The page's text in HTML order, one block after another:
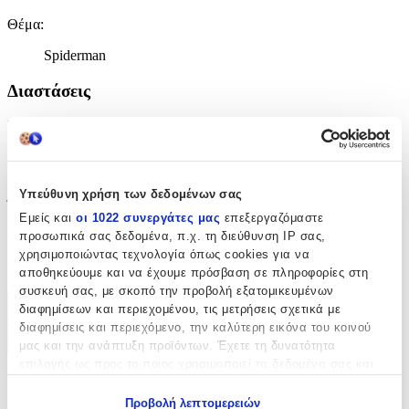
Υπεύθυνη χρήση των δεδομένων σας
Εμείς και οι 1022 συνεργάτες μας επεξεργαζόμαστε
προσωπικά σας δεδομένα, π.χ. τη διεύθυνση IP σας,
χρησιμοποιώντας τεχνολογία όπως cookies για να
αποθηκεύουμε και να έχουμε πρόσβαση σε πληροφορίες στη
συσκευή σας, με σκοπό την προβολή εξατομικευμένων
διαφημίσεων και περιεχομένου, τις μετρήσεις σχετικά με
διαφημίσεις και περιεχόμενο, την καλύτερη εικόνα του κοινού
μας και την ανάπτυξη προϊόντων. Έχετε τη δυνατότητα
Προβολή λεπτομερειών
Θέμα:
Spiderman
Διαστάσεις
Μήκος
30 εκ
cm
40 εκ
cm
Χαρακτηριστικά
+